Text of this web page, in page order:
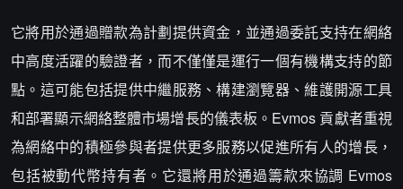
它將用於通過贈款為計劃提供資金，並通過委託支持在網絡
中高度活躍的驗證者，而不僅僅是運行一個有機構支持的節
點。這可能包括提供中繼服務、構建瀏覽器、維護開源工具
和部署顯示網絡整體市場增長的儀表板。Evmos 貢獻者重視
為網絡中的積極參與者提供更多服務以促進所有人的增長，
包括被動代幣持有者。它還將用於通過籌款來協調 Evmos